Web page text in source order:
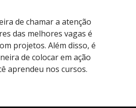
de chamar a atenção
das melhores vagas é
projetos. Além disso, é
de colocar em ação
aprendeu nos cursos.